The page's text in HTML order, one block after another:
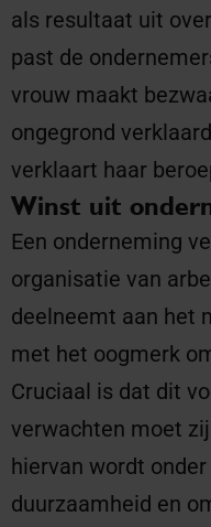
als resultaat uit
past de
vrouw maakt
ongegrond
verklaart haar
Winst uit
Een onderneming
organisatie van
deelneemt aan het
met het oogmerk
Cruciaal is dat dit
verwachten moet
hiervan wordt
duurzaamheid en